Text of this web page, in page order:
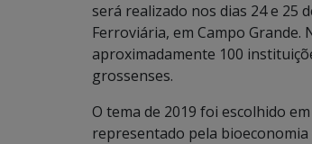
será realizado nos dias 24 e 25
Ferroviária, em Campo Grande.
aproximadamente 100
grossenses.
O tema de 2019 foi escolhido
representado pela bioeconomia